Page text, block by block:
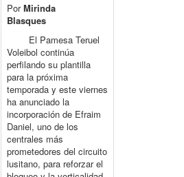
PorMirinda
Blasques
El Pamesa Teruel
Voleibol continúa
perfilando su plantilla
para la próxima
temporada y este viernes
ha anunciado la
incorporación de Efraim
Daniel, uno de los
centrales más
prometedores del circuito
lusitano, para reforzar el